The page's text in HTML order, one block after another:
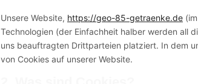
Unsere Website, https://geo-85-getraenke.de
Technologien (der Einfachheit halber werden all
uns beauftragten Drittparteien platziert. In dem
von Cookies auf unserer Website.